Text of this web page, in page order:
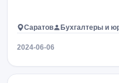
Саратов Бухгалтеры и
2024-06-06